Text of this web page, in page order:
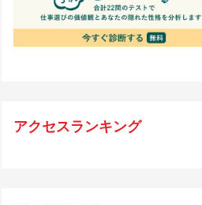
アクセスランキング